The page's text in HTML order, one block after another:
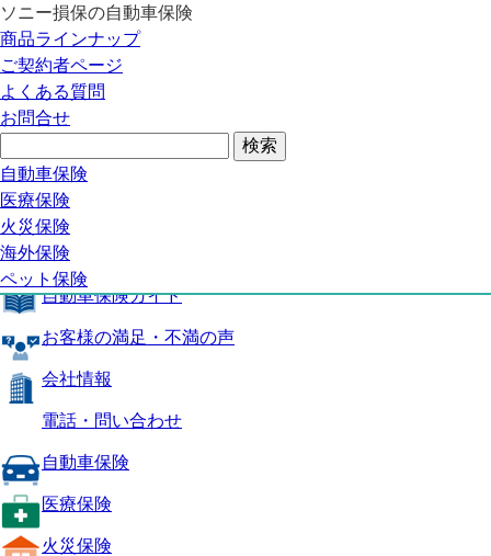
ソニー損保の自動車保険
商品ラインナップ
ご契約者ページ
よくある質問
お問合せ
自動車保険
医療保険
火災保険
海外保険
ペット保険
自動車保険トップ
商品の特長
補償内容
自動車保険ガイド
お客様の満足・不満の声
自動車保険トップ
商品の特長
補償内容
自動車保険ガイド
お客様の満足・不満の声
会社情報
電話・問い合わせ
自動車保険
医療保険
火災保険